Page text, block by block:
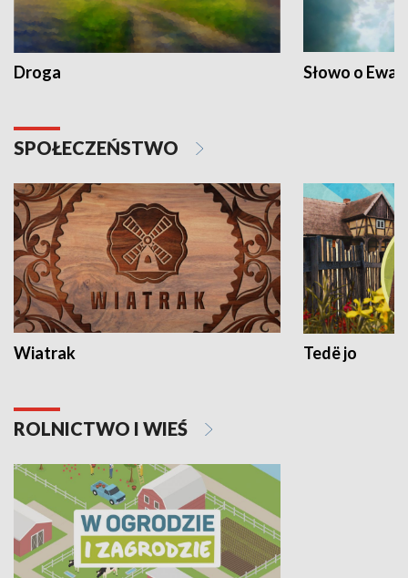
Droga Słowo o
SPOŁECZEŃSTWO
Wiatrak Tedë jo
ROLNICTWO I WIEŚ